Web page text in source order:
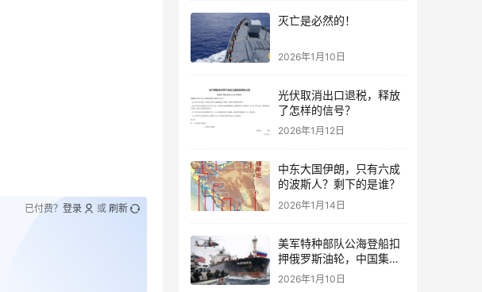
已付费？ 登录 或 刷新
灭亡是必然的！
2026年1月10日
光伏取消出口退税，释放
了怎样的信号？
2026年1月12日
中东大国伊朗，只有六成
的波斯人？剩下的是谁？
2026年1月14日
美军特种部队公海登船扣
押俄罗斯油轮，中国集装
箱武装船早有准备？
2026年1月10日